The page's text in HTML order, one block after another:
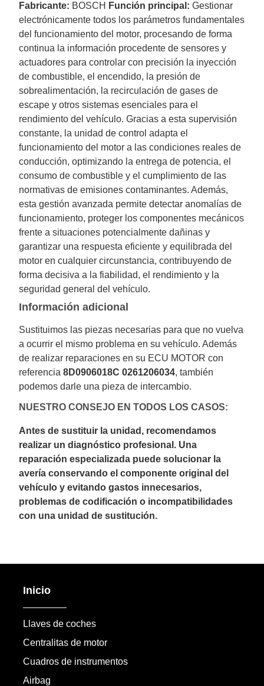
Fabricante: BOSCH Función principal: Gestionar
electrónicamente todos los parámetros fundamentales
del funcionamiento del motor, procesando de forma
continua la información procedente de sensores y
actuadores para controlar con precisión la inyección
de combustible, el encendido, la presión de
sobrealimentación, la recirculación de gases de
escape y otros sistemas esenciales para el
rendimiento del vehículo. Gracias a esta supervisión
constante, la unidad de control adapta el
funcionamiento del motor a las condiciones reales de
conducción, optimizando la entrega de potencia, el
consumo de combustible y el cumplimiento de las
normativas de emisiones contaminantes. Además,
esta gestión avanzada permite detectar anomalías de
funcionamiento, proteger los componentes mecánicos
frente a situaciones potencialmente dañinas y
garantizar una respuesta eficiente y equilibrada del
motor en cualquier circunstancia, contribuyendo de
forma decisiva a la fiabilidad, el rendimiento y la
seguridad general del vehículo.
Información adicional
Sustituimos las piezas necesarias para que no vuelva
a ocurrir el mismo problema en su vehículo. Además
de realizar reparaciones en su ECU MOTOR con
referencia8D0906018C 0261206034, también
podemos darle una pieza de intercambio.
NUESTRO CONSEJO EN TODOS LOS CASOS:
Antes de sustituir la unidad, recomendamos
realizar un diagnóstico profesional. Una
reparación especializada puede solucionar la
avería conservando el componente original del
vehículo y evitando gastos innecesarios,
problemas de codificación o incompatibilidades
con una unidad de sustitución.
Inicio
Llaves de coches
Centralitas de motor
Cuadros de instrumentos
Airbag